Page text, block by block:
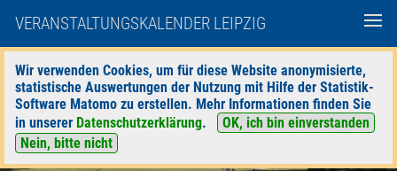
VERANSTALTUNGSKALENDER LEIPZIG
Wir verwenden Cookies, um für diese Website anonymisierte,
statistische Auswertungen der Nutzung mit Hilfe der Statistik-
Software Matomo zu erstellen. Mehr Informationen finden Sie
in unserer Datenschutzerklärung.
OK, ich bin einverstanden
Nein, bitte nicht